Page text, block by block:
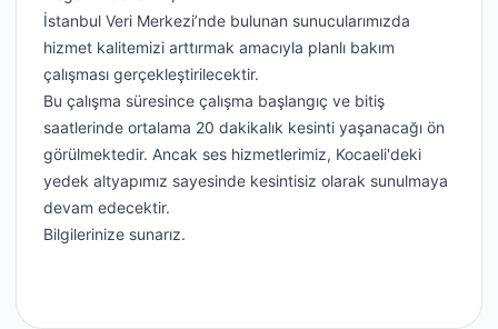
İstanbul Veri Merkezi’nde bulunan sunucularımızda
hizmet kalitemizi arttırmak amacıyla planlı bakım
çalışması gerçekleştirilecektir.
Bu çalışma süresince çalışma başlangıç ve bitiş
saatlerinde ortalama 20 dakikalık kesinti yaşanacağı ön
görülmektedir. Ancak ses hizmetlerimiz, Kocaeli'deki
yedek altyapımız sayesinde kesintisiz olarak sunulmaya
devam edecektir.
Bilgilerinize sunarız.